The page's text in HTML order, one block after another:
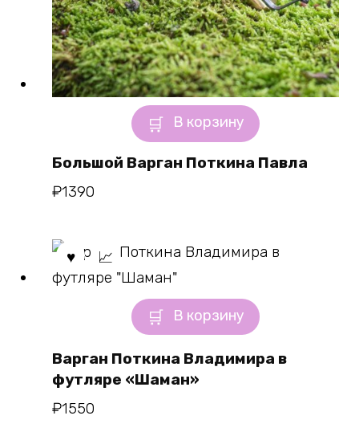
В корзину
Большой Варган Поткина Павла
₽1390
В корзину
Варган Поткина Владимира в
футляре «Шаман»
₽1550